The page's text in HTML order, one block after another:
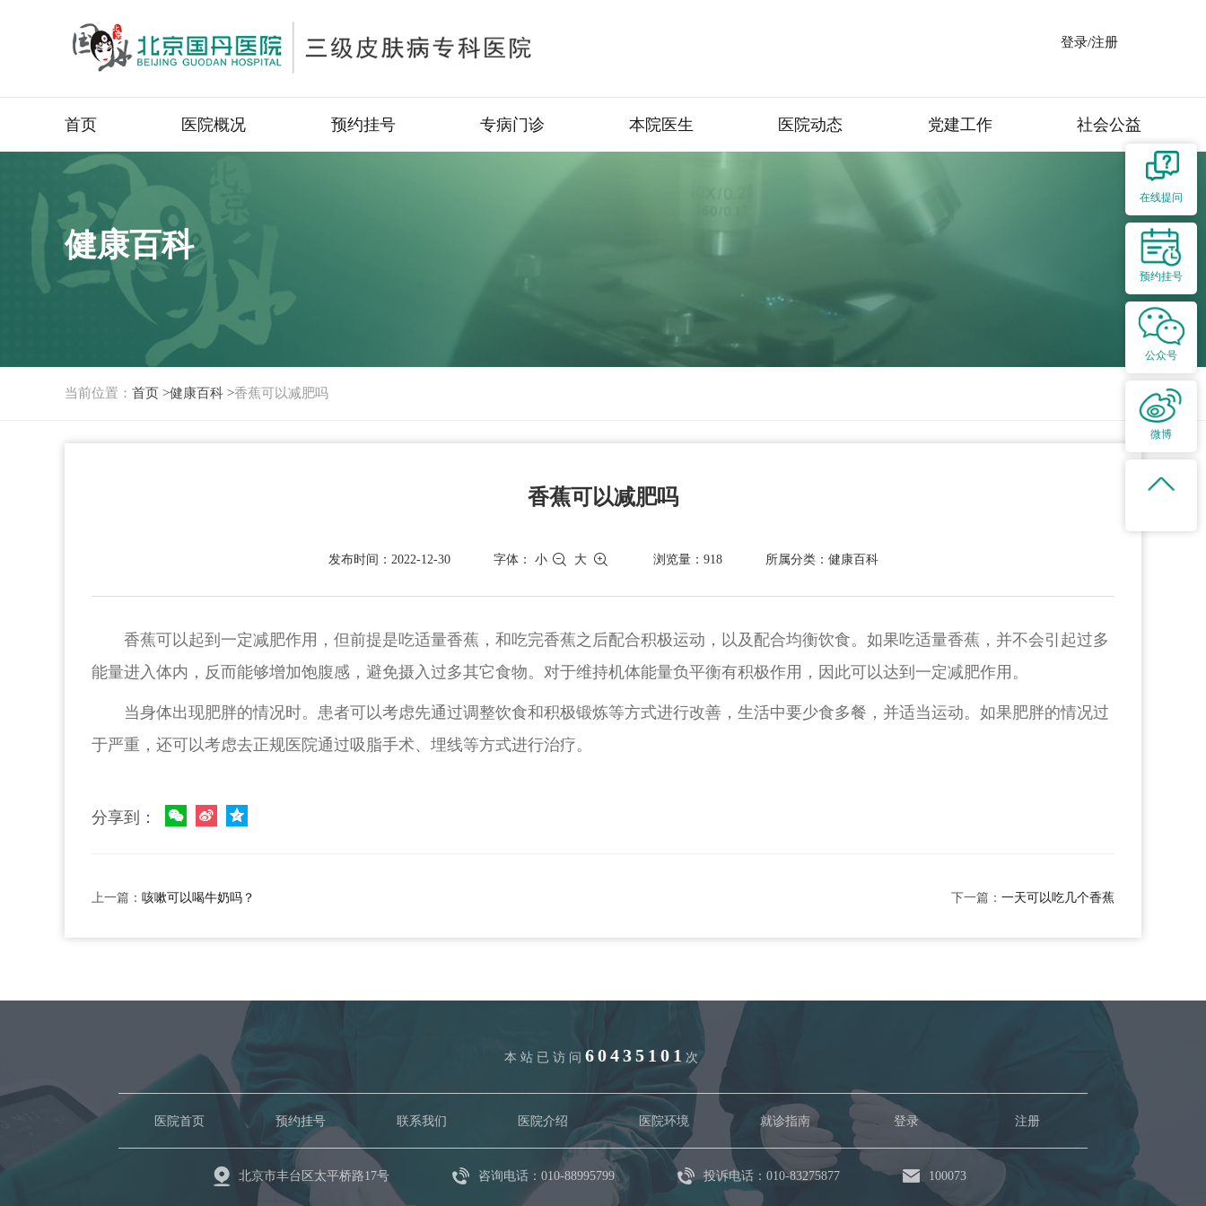
登录/注册
首页 医院概况 预约挂号 专病门诊 本院医生 医院动态 党建工作 社会公益
健康百科
当前位置： 首页 >健康百科 >香蕉可以减肥吗
香蕉可以减肥吗
发布时间：2022-12-30 字体： 小 大 浏览量：918 所属分类：健康百科
香蕉可以起到一定减肥作用，但前提是吃适量香蕉，和吃完香蕉之后配合积极运动，以及配合均衡饮食。如果吃适量香蕉，并不会引起过多
能量进入体内，反而能够增加饱腹感，避免摄入过多其它食物。对于维持机体能量负平衡有积极作用，因此可以达到一定减肥作用。
当身体出现肥胖的情况时。患者可以考虑先通过调整饮食和积极锻炼等方式进行改善，生活中要少食多餐，并适当运动。如果肥胖的情况过
于严重，还可以考虑去正规医院通过吸脂手术、埋线等方式进行治疗。
分享到：
上一篇： 咳嗽可以喝牛奶吗？ 下一篇： 一天可以吃几个香蕉
本站已访问 60435101 次
医院首页 预约挂号 联系我们 医院介绍 医院环境 就诊指南 登录 注册
北京市丰台区太平桥路17号 咨询电话：010-88995799 投诉电话：010-83275877 100073
在线提问
预约挂号
公众号
微博